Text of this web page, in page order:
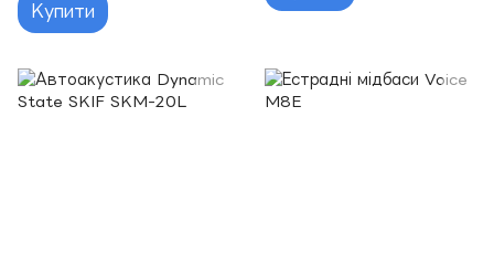
Купити